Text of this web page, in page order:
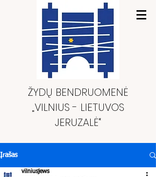
ŽYDŲ BENDRUOMENĖ
„VILNIUS - LIETUVOS
JERUZALĖ“
Įrašas
vilniusjews